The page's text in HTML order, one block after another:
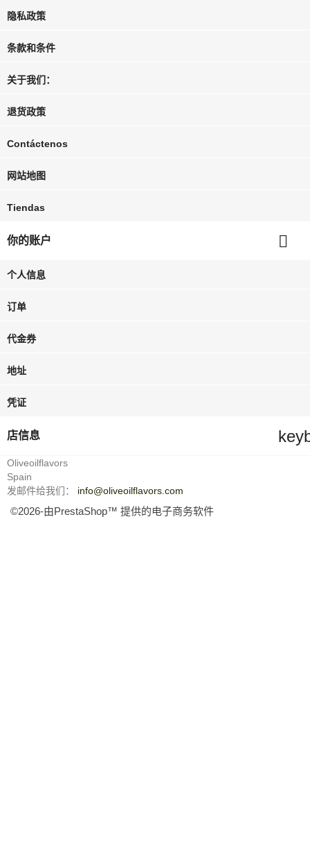
隐私政策
条款和条件
关于我们：
退货政策
Contáctenos
网站地图
Tiendas
你的账户 
个人信息
订单
代金券
地址
凭证
店信息
Oliveoilflavors
Spain
发邮件给我们： info@oliveoilflavors.com
©2026-由PrestaShop™ 提供的电子商务软件